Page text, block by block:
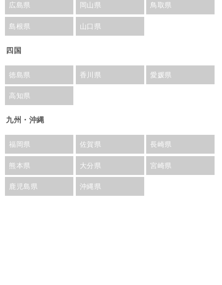
広島県 岡山県 鳥取県
島根県 山口県
四国
徳島県 香川県 愛媛県
高知県
九州・沖縄
福岡県 佐賀県 長崎県
熊本県 大分県 宮崎県
鹿児島県 沖縄県